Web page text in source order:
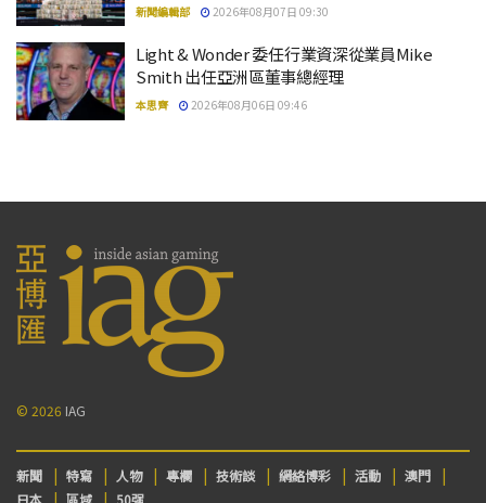
新聞編輯部 2026年08月07日 09:30
Light & Wonder 委任行業資深從業員Mike
Smith 出任亞洲區董事總經理
本思齊 2026年08月06日 09:46
© 2026 IAG
新聞 特寫 人物 專欄 技術談 網絡博彩 活動
澳門
日本
區域 50强